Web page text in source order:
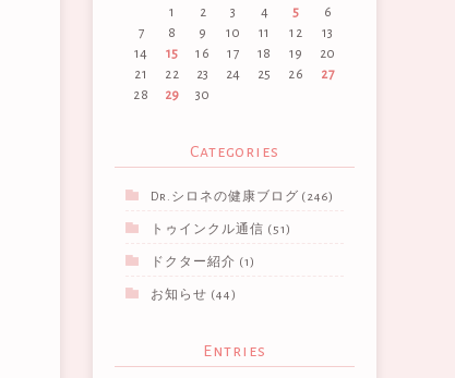
1 2 3 4 5
6
7
8 9 10 11 12
13
14
15 16 17 18 19
20
21
22 23 24 25 26
27
28
29 30
Categories
Dr.シロネの健康ブログ (246)
トゥインクル通信 (51)
ドクター紹介 (1)
お知らせ (44)
Entries